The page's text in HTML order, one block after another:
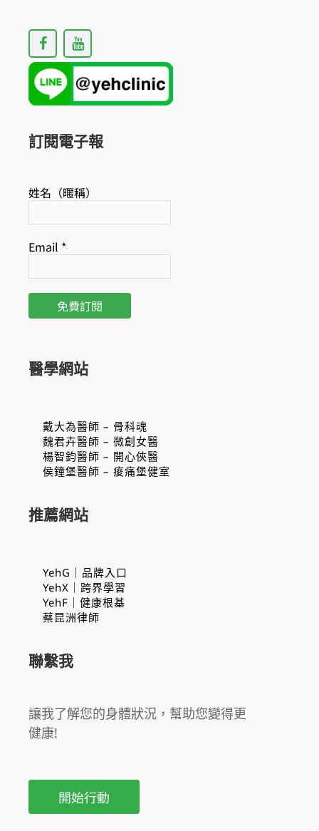
F
a
c
e
b
o
k
Y
o
u
t
u
b
訂閱電子報
姓名（暱稱）
Email *
醫學網站
戴大為醫師 – 骨科魂
魏君卉醫師 – 微創女醫
楊智鈞醫師 – 開心俠醫
侯鐘堡醫師 – 痠痛堡健室
推薦網站
YehG｜品牌入口
YehX｜跨界學習
YehF｜健康根基
蔡昆洲律師
聯繫我
讓我了解您的身體狀況，幫助您變得更
健康!
開始行動